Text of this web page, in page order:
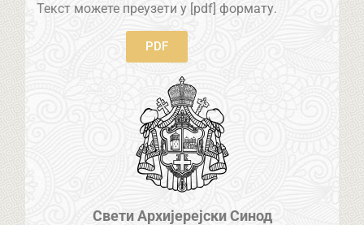
Текст можете преузети у [pdf] формату.
PDF
Свети Архијерејски Синод